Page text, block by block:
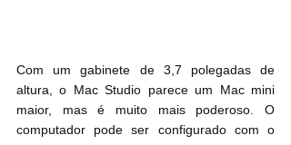
Com um gabinete de 3,7 polegadas de
altura, o Mac Studio parece um Mac mini
maior, mas é muito mais poderoso. O
computador pode ser configurado com o